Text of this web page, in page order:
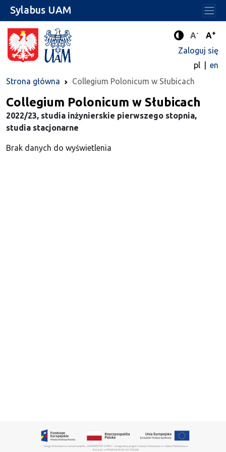
Tryb
A- A+
Zaloguj się
pl
en
Strona główna
Collegium Polonicum w Słubicach
Sylabus UAM
Collegium Polonicum w Słubicach
2022/23, studia inżynierskie pierwszego stopnia,
studia stacjonarne
Brak danych do wyświetlenia